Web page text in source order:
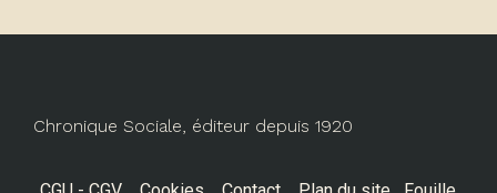
Chronique Sociale, éditeur depuis 1920